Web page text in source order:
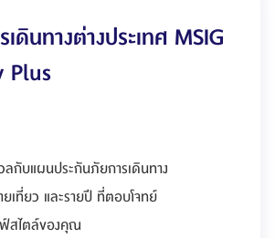
ดินทางต่างประเทศ MSIG
Plus
ลกับแผนประกันภัยการเดินทาง
ยเที่ยว และรายปี ที่ตอบโจทย์
ฟ์สไตล์ของคุณ